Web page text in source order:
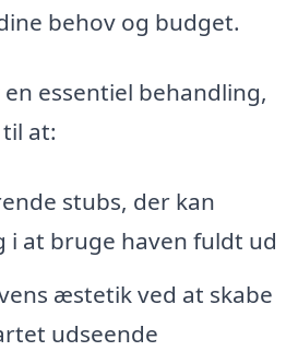
behov og budget.
essentiel behandling,
at:
stubs, der kan
i at bruge haven fuldt ud
æstetik ved at skabe
udseende